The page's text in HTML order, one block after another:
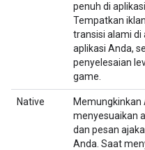
penuh di
Tempatkan
transisi alami di
aplikasi Anda,
penyelesaian
game.
Native
Memungkinkan
menyesuaikan
dan pesan
Anda. Saat